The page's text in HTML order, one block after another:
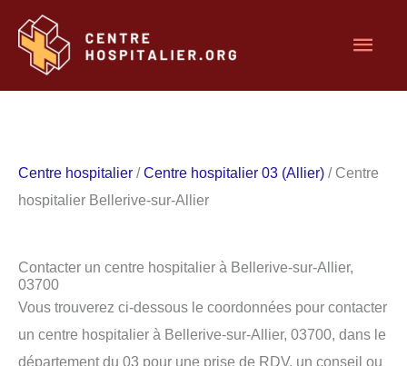
contenu
Centre hospitalier /Centre hospitalier 03 (Allier) / Centre
hospitalier Bellerive-sur-Allier
Contacter un centre hospitalier à Bellerive-sur-Allier,
03700
Vous trouverez ci-dessous le coordonnées pour contacter
un centre hospitalier à Bellerive-sur-Allier, 03700, dans le
département du 03 pour une prise de RDV, un conseil ou